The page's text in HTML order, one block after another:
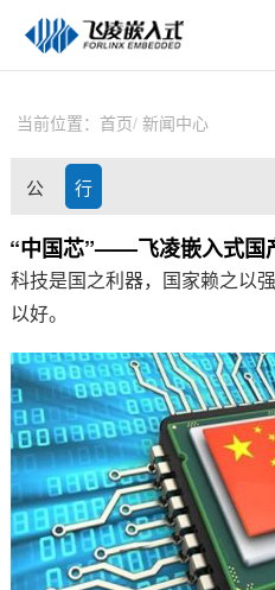
技术与支持
在线文档
方案定制
关于飞凌
天猫商城
淘宝商城
新闻中心
技术论坛
当前位置： 首页 新闻中心
公
司
动
行
业
资
“中国芯”——飞凌嵌入式国
科技是国之利器，国家赖之以
以好。